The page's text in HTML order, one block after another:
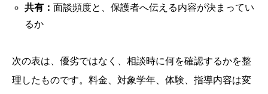
共有： 面談頻度と、保護者へ伝える内容が決まってい
るか
次の表は、優劣ではなく、相談時に何を確認するかを整
理したものです。料金、対象学年、体験、指導内容は変